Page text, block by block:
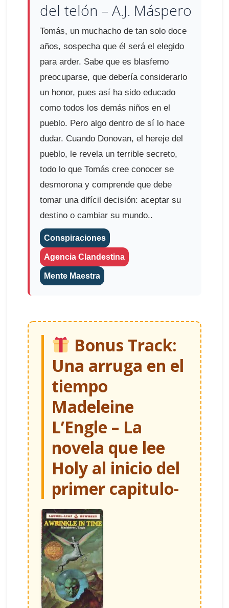
del telón – A.J. Máspero
Tomás, un muchacho de tan solo doce
años, sospecha que él será el elegido
para arder. Sabe que es blasfemo
preocuparse, que debería considerarlo
un honor, pues así ha sido educado
como todos los demás niños en el
pueblo. Pero algo dentro de sí lo hace
dudar. Cuando Donovan, el hereje del
pueblo, le revela un terrible secreto,
todo lo que Tomás cree conocer se
desmorona y comprende que debe
tomar una difícil decisión: aceptar su
destino o cambiar su mundo..
Conspiraciones
Agencia Clandestina
Mente Maestra
Bonus Track:
Una arruga en el
tiempo
Madeleine
L’Engle – La
novela que lee
Holy al inicio del
primer capitulo-